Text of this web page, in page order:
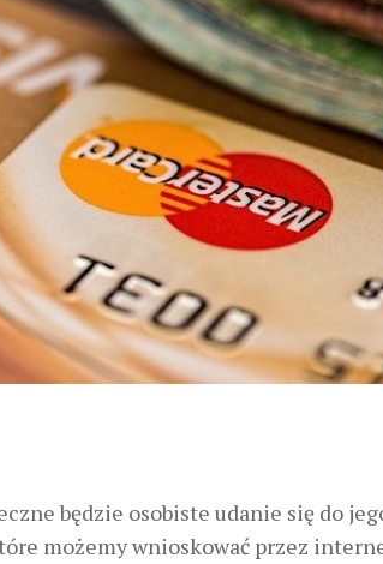
będzie osobiste udanie się do
możemy wnioskować przez